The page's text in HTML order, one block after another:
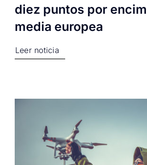
diez puntos por
media europea
Leer noticia